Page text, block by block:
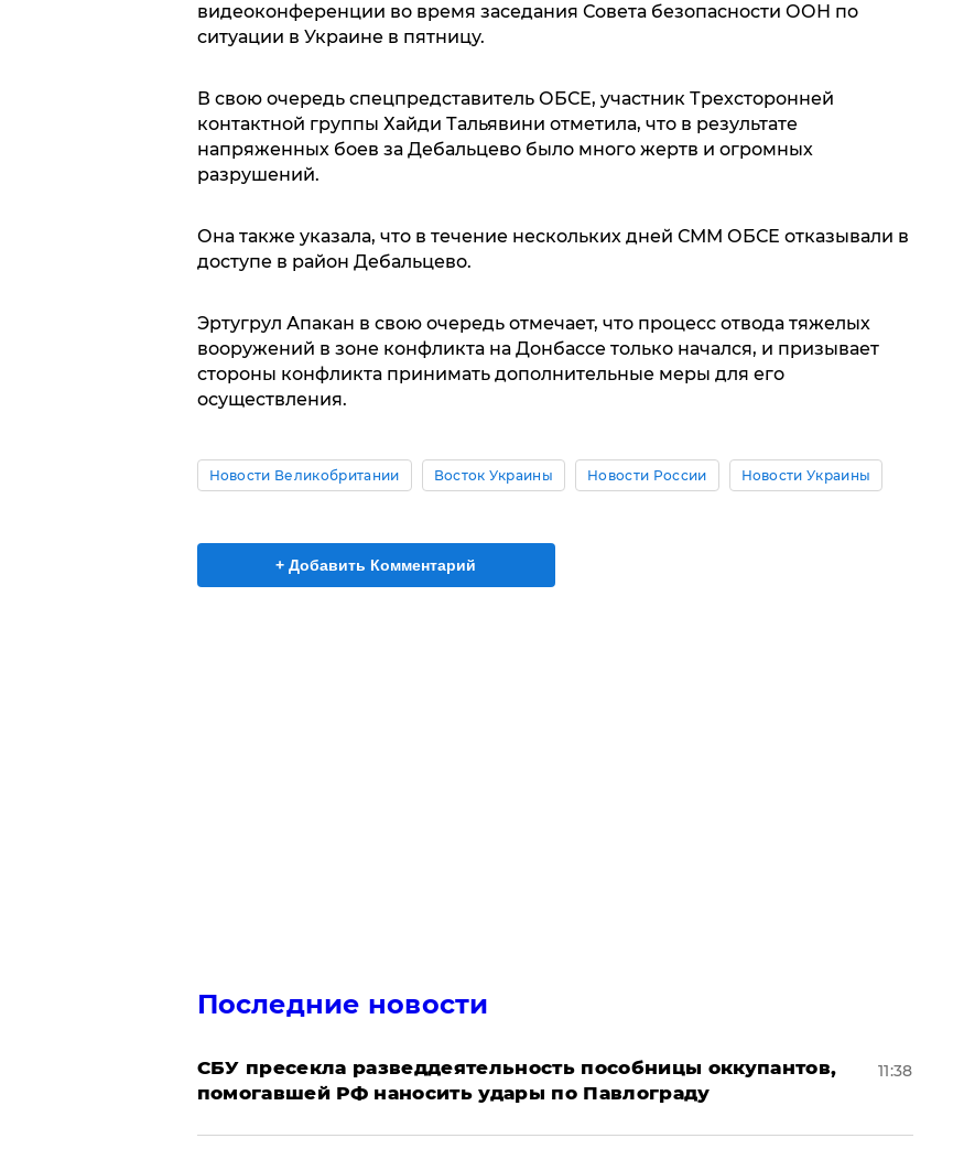
видеоконференции во время заседания Совета безопасности ООН по
ситуации в Украине в пятницу.
В свою очередь спецпредставитель ОБСЕ, участник Трехсторонней
контактной группы Хайди Тальявини отметила, что в результате
напряженных боев за Дебальцево было много жертв и огромных
разрушений.
Она также указала, что в течение нескольких дней СММ ОБСЕ отказывали в
доступе в район Дебальцево.
Эртугрул Апакан в свою очередь отмечает, что процесс отвода тяжелых
вооружений в зоне конфликта на Донбассе только начался, и призывает
стороны конфликта принимать дополнительные меры для его
осуществления.
Новости Великобритании Восток Украины Новости России Новости Украины
+ Добавить Комментарий
Последние новости
СБУ пресекла разведдеятельность пособницы оккупантов,
помогавшей РФ наносить удары по Павлограду
11:38